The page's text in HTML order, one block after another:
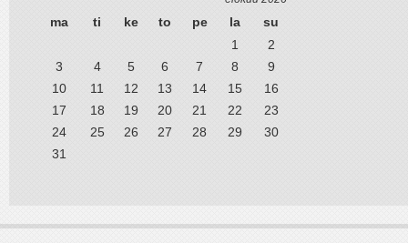
ma ti ke to pe la
su
1
2
3
4 5 6 7 8
9
10
11 12 13 14 15
16
17
18 19 20 21 22
23
24
25 26 27 28 29
30
31